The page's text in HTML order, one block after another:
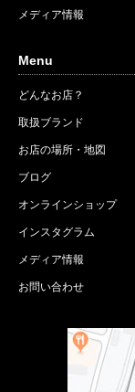
メディア情報
Menu
どんなお店？
取扱ブランド
お店の場所・地図
ブログ
オンラインショップ
インスタグラム
メディア情報
お問い合わせ